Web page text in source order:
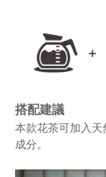
搭配建議
本款花茶可加入
成分。